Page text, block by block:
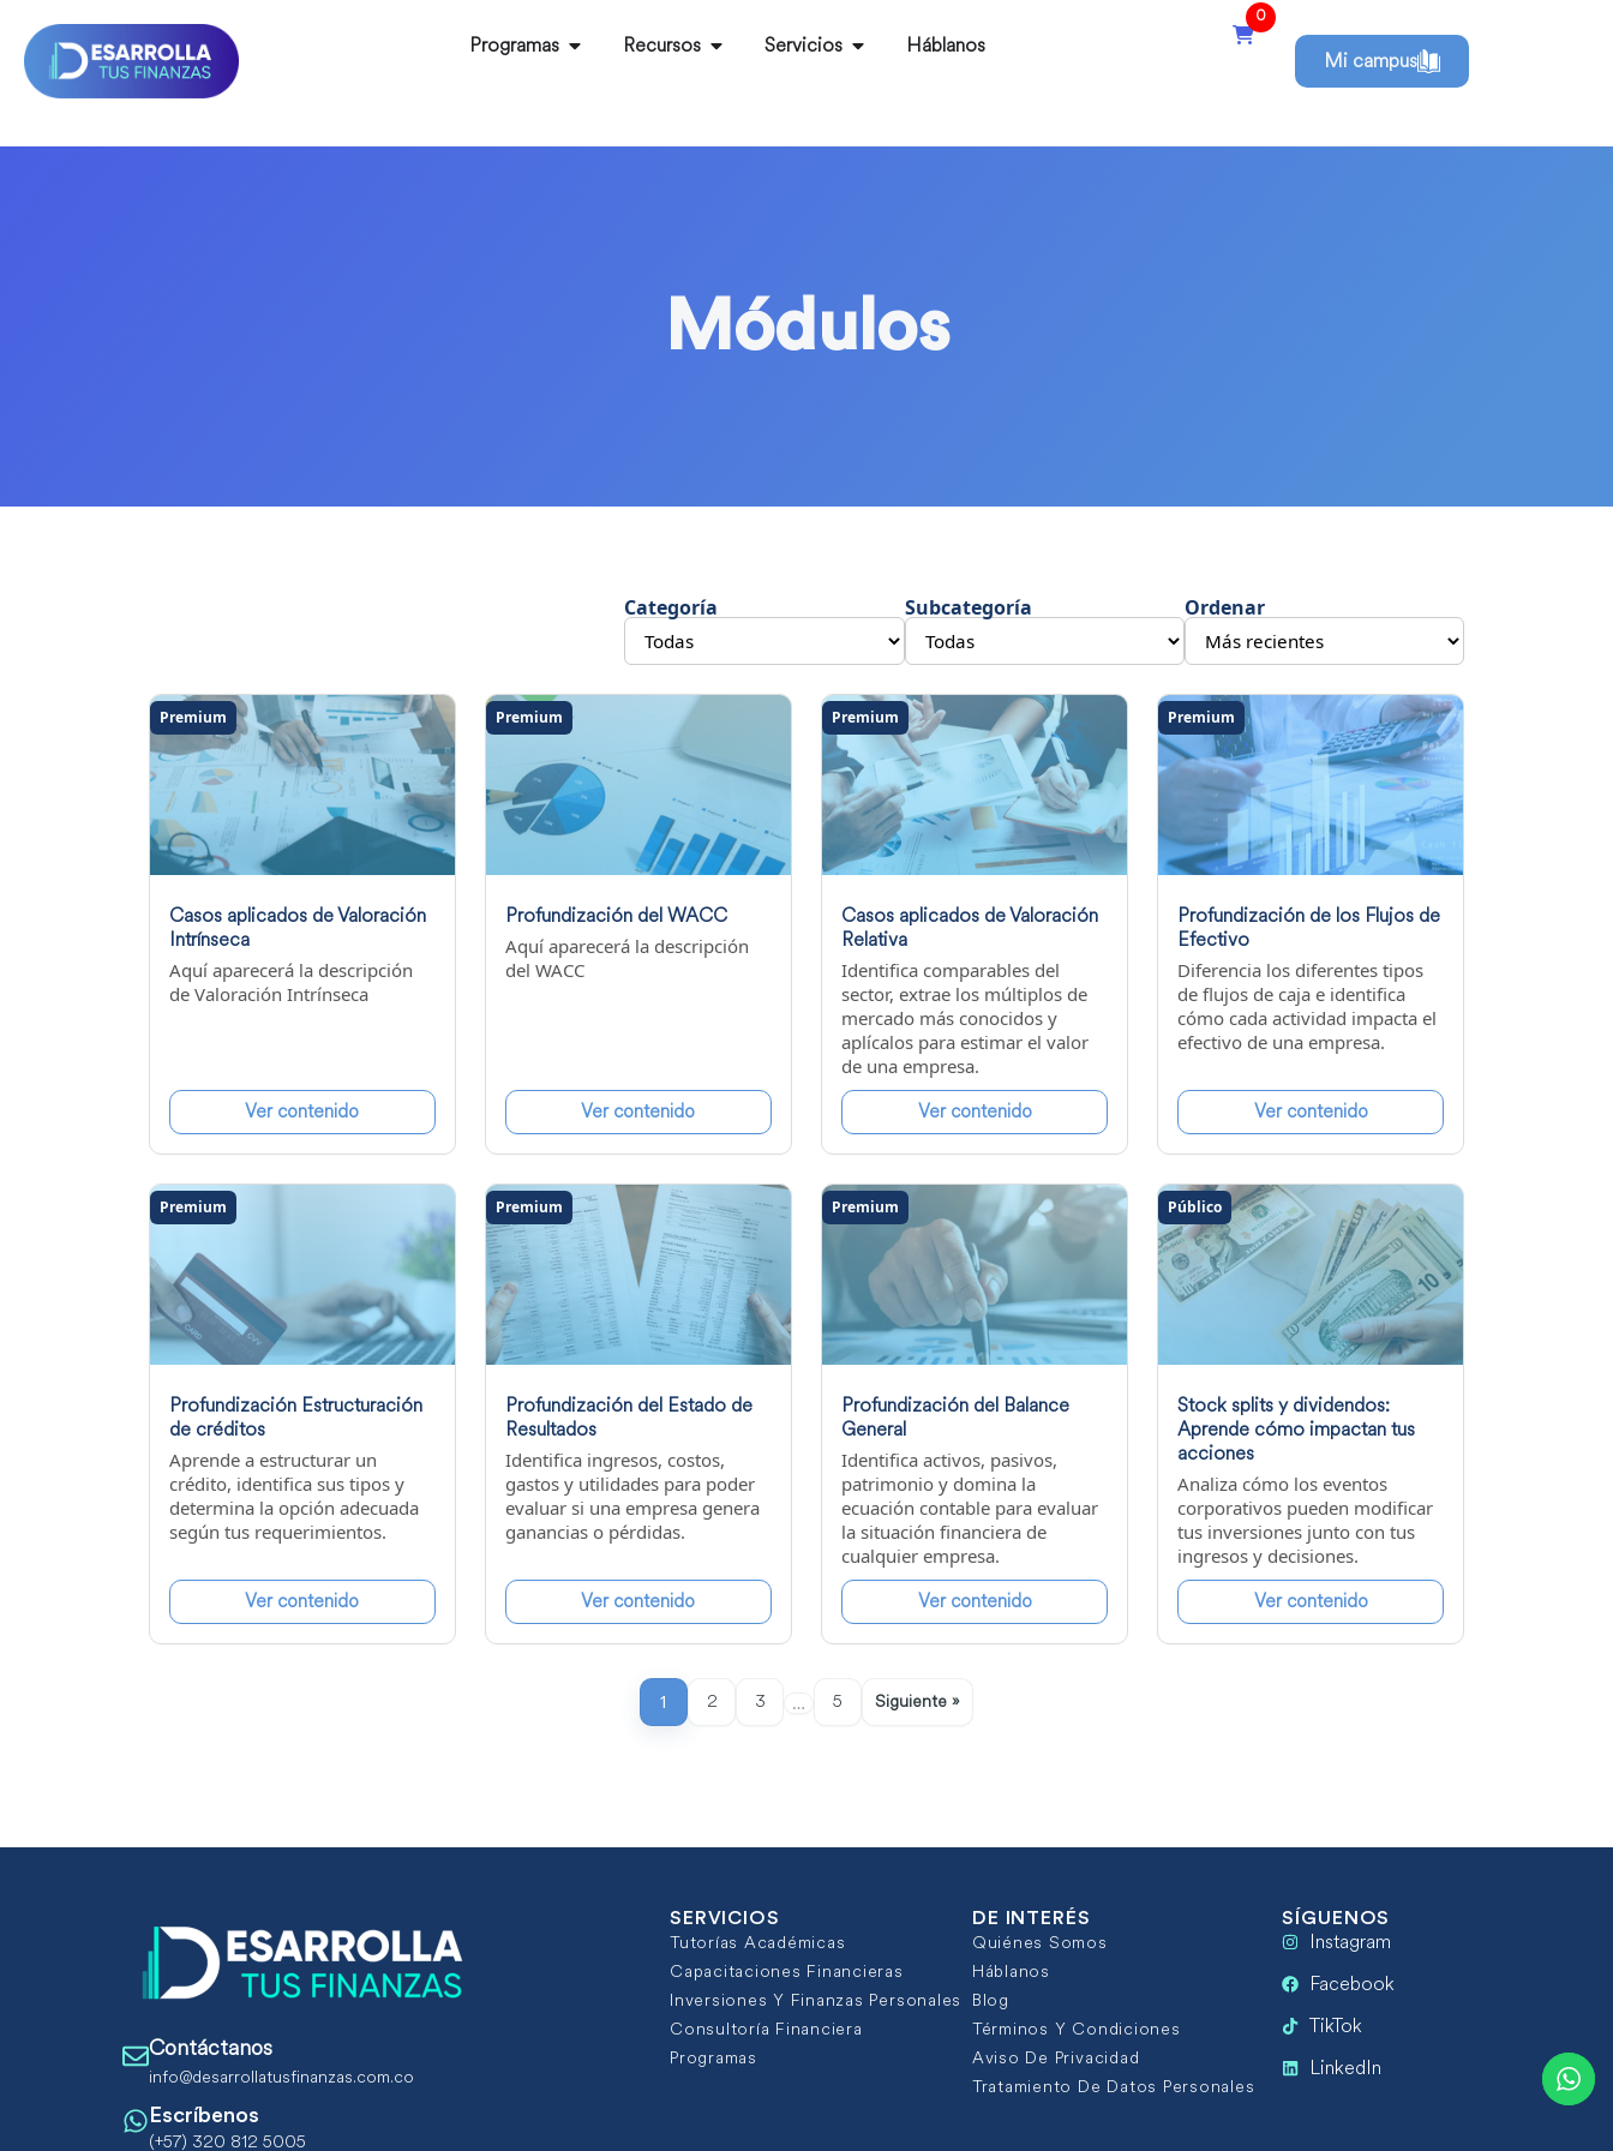
Programas Recursos Servicios​ Háblanos
0
Mi campus
Módulos
Categoría Subcategoría Ordenar
Premium
Casos aplicados de Valoración
Intrínseca
Aquí aparecerá la descripción
de Valoración Intrínseca
Ver contenido
Premium
Profundización del WACC
Aquí aparecerá la descripción
del WACC
Ver contenido
Premium
Casos aplicados de Valoración
Relativa
Identifica comparables del
sector, extrae los múltiplos de
mercado más conocidos y
aplícalos para estimar el valor
de una empresa.
Ver contenido
Premium
Profundización de los Flujos de
Efectivo
Diferencia los diferentes tipos
de flujos de caja e identifica
cómo cada actividad impacta el
efectivo de una empresa.
Ver contenido
Premium
Profundización Estructuración
de créditos
Aprende a estructurar un
crédito, identifica sus tipos y
determina la opción adecuada
según tus requerimientos.
Ver contenido
Premium
Profundización del Estado de
Resultados
Identifica ingresos, costos,
gastos y utilidades para poder
evaluar si una empresa genera
ganancias o pérdidas.
Ver contenido
Premium
Profundización del Balance
General
Identifica activos, pasivos,
patrimonio y domina la
ecuación contable para evaluar
la situación financiera de
cualquier empresa.
Ver contenido
Público
Stock splits y dividendos:
Aprende cómo impactan tus
acciones
Analiza cómo los eventos
corporativos pueden modificar
tus inversiones junto con tus
ingresos y decisiones.
Ver contenido
1 2 3 … 5 Siguiente »
Contáctanos
info@desarrollatusfinanzas.com.co
Escríbenos
(+57) 320 812 5005
SERVICIOS
Tutorías Académicas
Capacitaciones Financieras
Inversiones Y Finanzas Personales
Consultoría Financiera
Programas
DE INTERÉS
Quiénes Somos
Háblanos
Blog
Términos Y Condiciones
Aviso De Privacidad
Tratamiento De Datos Personales
SÍGUENOS
Instagram
Facebook
TikTok
LinkedIn